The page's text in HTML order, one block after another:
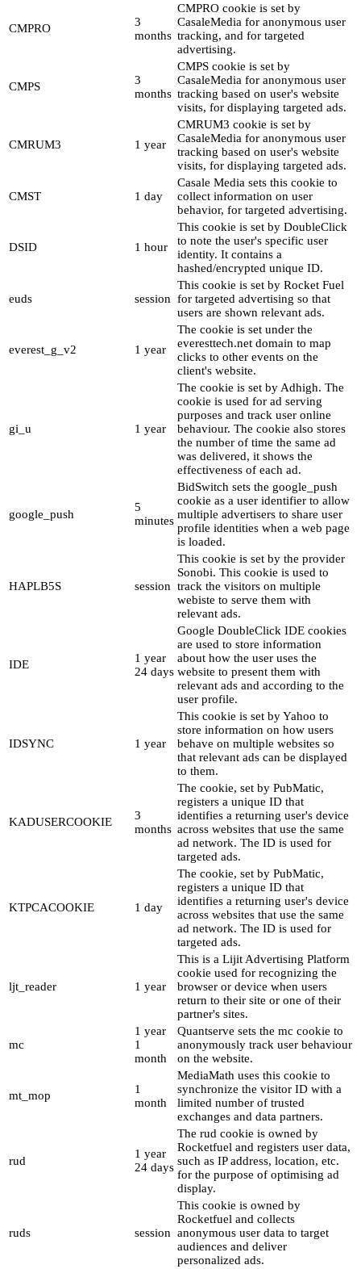
CMPRO
3
months
CMPRO cookie is set by
CasaleMedia for anonymous user
tracking, and for targeted
advertising.
CMPS
3
months
CMPS cookie is set by
CasaleMedia for anonymous user
tracking based on user's website
visits, for displaying targeted ads.
CMRUM3 1 year
CMRUM3 cookie is set by
CasaleMedia for anonymous user
tracking based on user's website
visits, for displaying targeted ads.
CMST 1 day
Casale Media sets this cookie to
collect information on user
behavior, for targeted advertising.
DSID 1 hour
This cookie is set by DoubleClick
to note the user's specific user
identity. It contains a
hashed/encrypted unique ID.
euds session
This cookie is set by Rocket Fuel
for targeted advertising so that
users are shown relevant ads.
everest_g_v2 1 year
The cookie is set under the
everesttech.net domain to map
clicks to other events on the
client's website.
gi_u 1 year
The cookie is set by Adhigh. The
cookie is used for ad serving
purposes and track user online
behaviour. The cookie also stores
the number of time the same ad
was delivered, it shows the
effectiveness of each ad.
google_push
5
minutes
BidSwitch sets the google_push
cookie as a user identifier to allow
multiple advertisers to share user
profile identities when a web page
is loaded.
HAPLB5S session
This cookie is set by the provider
Sonobi. This cookie is used to
track the visitors on multiple
webiste to serve them with
relevant ads.
IDE
1 year
24 days
Google DoubleClick IDE cookies
are used to store information
about how the user uses the
website to present them with
relevant ads and according to the
user profile.
IDSYNC 1 year
This cookie is set by Yahoo to
store information on how users
behave on multiple websites so
that relevant ads can be displayed
to them.
KADUSERCOOKIE
3
months
The cookie, set by PubMatic,
registers a unique ID that
identifies a returning user's device
across websites that use the same
ad network. The ID is used for
targeted ads.
KTPCACOOKIE 1 day
The cookie, set by PubMatic,
registers a unique ID that
identifies a returning user's device
across websites that use the same
ad network. The ID is used for
targeted ads.
ljt_reader 1 year
This is a Lijit Advertising Platform
cookie used for recognizing the
browser or device when users
return to their site or one of their
partner's sites.
mc
1 year
1
month
Quantserve sets the mc cookie to
anonymously track user behaviour
on the website.
mt_mop
1
month
MediaMath uses this cookie to
synchronize the visitor ID with a
limited number of trusted
exchanges and data partners.
rud
1 year
24 days
The rud cookie is owned by
Rocketfuel and registers user data,
such as IP address, location, etc.
for the purpose of optimising ad
display.
ruds session
This cookie is owned by
Rocketfuel and collects
anonymous user data to target
audiences and deliver
personalized ads.